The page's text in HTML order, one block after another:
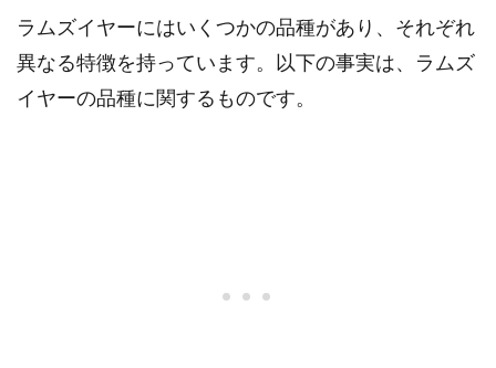
ラムズイヤーにはいくつかの品種があり、それぞれ
異なる特徴を持っています。以下の事実は、ラムズ
イヤーの品種に関するものです。